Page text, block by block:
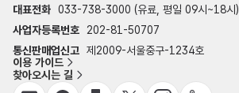
대표전화 033-738-3000 (유료, 평일 09시~18시)
사업자등록번호
202-81-50707
통신판매업신고 제2009-서울중구-1234호
이용 가이드
찾아오시는 길